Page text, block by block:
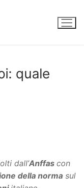
quale
dall’Anffas con
della norma sul